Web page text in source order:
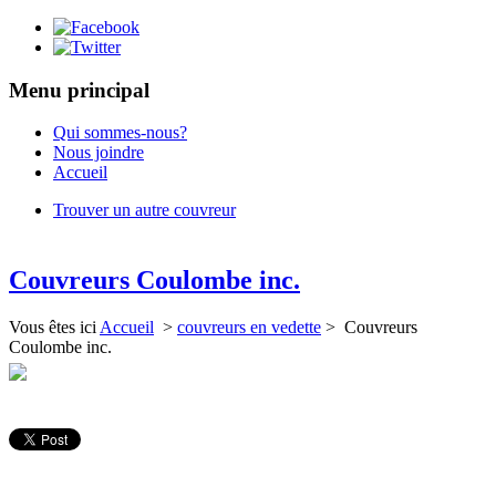
Menu principal
Qui sommes-nous?
Nous joindre
Accueil
Trouver un autre couvreur
Couvreurs Coulombe inc.
Vous êtes ici Accueil > couvreurs en vedette > Couvreurs
Coulombe inc.